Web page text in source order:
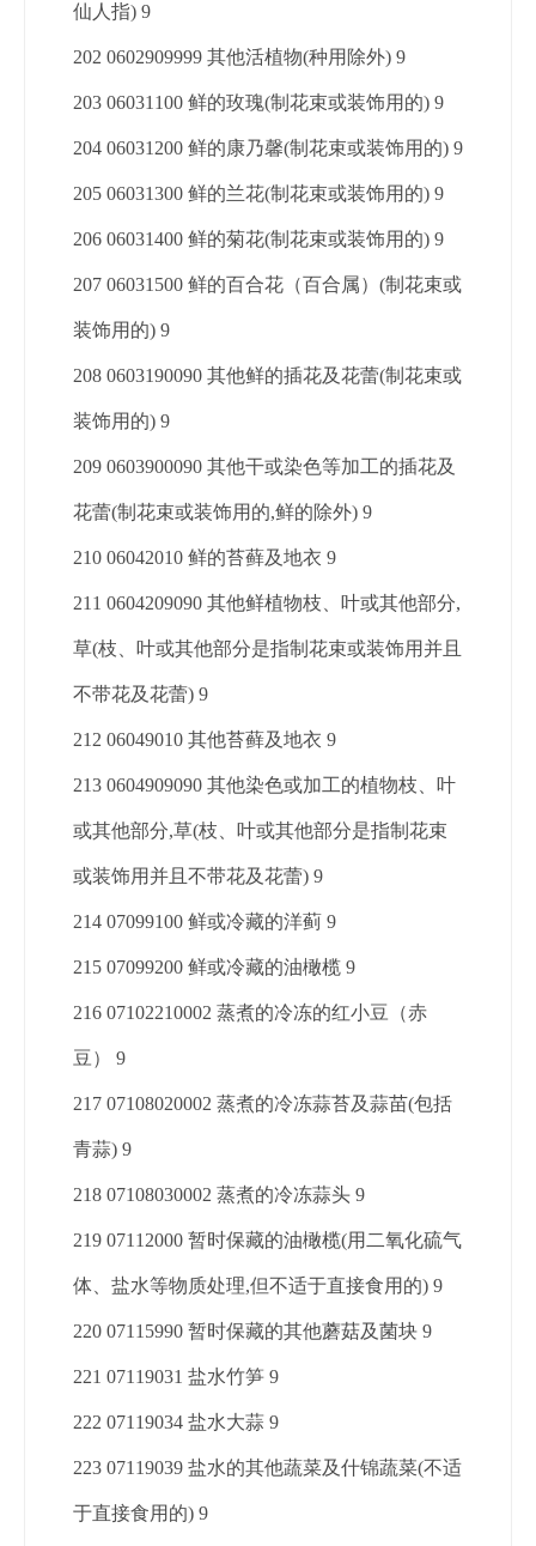
仙人指) 9
202 0602909999 其他活植物(种用除外) 9
203 06031100 鲜的玫瑰(制花束或装饰用的) 9
204 06031200 鲜的康乃馨(制花束或装饰用的) 9
205 06031300 鲜的兰花(制花束或装饰用的) 9
206 06031400 鲜的菊花(制花束或装饰用的) 9
207 06031500 鲜的百合花（百合属）(制花束或
装饰用的) 9
208 0603190090 其他鲜的插花及花蕾(制花束或
装饰用的) 9
209 0603900090 其他干或染色等加工的插花及
花蕾(制花束或装饰用的,鲜的除外) 9
210 06042010 鲜的苔藓及地衣 9
211 0604209090 其他鲜植物枝、叶或其他部分,
草(枝、叶或其他部分是指制花束或装饰用并且
不带花及花蕾) 9
212 06049010 其他苔藓及地衣 9
213 0604909090 其他染色或加工的植物枝、叶
或其他部分,草(枝、叶或其他部分是指制花束
或装饰用并且不带花及花蕾) 9
214 07099100 鲜或冷藏的洋蓟 9
215 07099200 鲜或冷藏的油橄榄 9
216 07102210002 蒸煮的冷冻的红小豆（赤
豆） 9
217 07108020002 蒸煮的冷冻蒜苔及蒜苗(包括
青蒜) 9
218 07108030002 蒸煮的冷冻蒜头 9
219 07112000 暂时保藏的油橄榄(用二氧化硫气
体、盐水等物质处理,但不适于直接食用的) 9
220 07115990 暂时保藏的其他蘑菇及菌块 9
221 07119031 盐水竹笋 9
222 07119034 盐水大蒜 9
223 07119039 盐水的其他蔬菜及什锦蔬菜(不适
于直接食用的) 9